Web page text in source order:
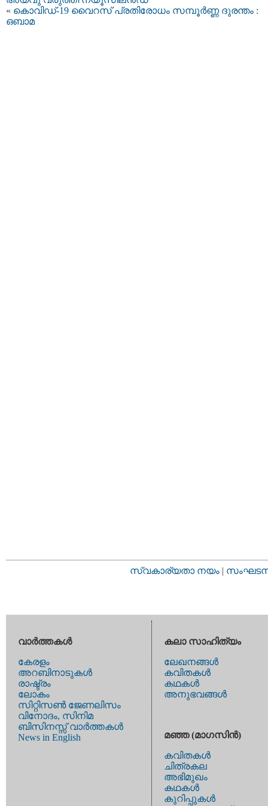
« കൊവിഡ്-19 വൈറസ് പ്രതിരോധം സമ്പൂര്‍ണ്ണ ദുരന്തം :
ഒബാമ
സ്വകാര്യതാ നയം |
വാര്‍ത്തകള്‍
കേരളം
അറബിനാടുകള്‍
രാഷ്ട്രം
ലോകം
സിറ്റിസണ്‍ ജേണലിസം
വിനോദം, സിനിമ
ബിസിനസ്സ് വാര്‍ത്തകള്‍
News in English
കലാ സാഹിത്യം
ലേഖനങ്ങള്‍
കവിതകള്‍
കഥകള്‍
അനുഭവങ്ങള്‍
മഞ്ഞ (മാഗസിന്‍)
കവിതകള്‍
ചിത്രകല
അഭിമുഖം
കഥകള്‍
കുറിപ്പുകള്‍